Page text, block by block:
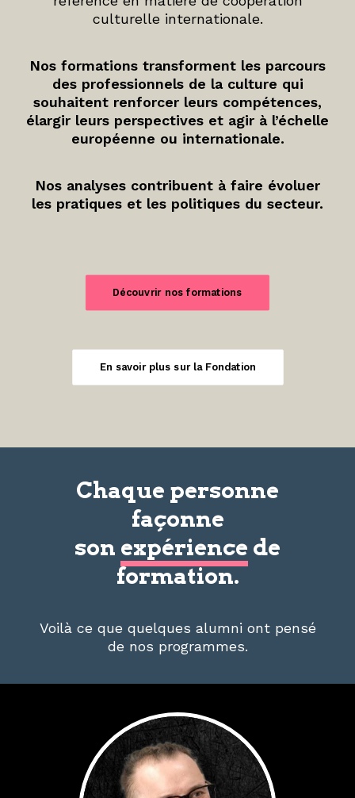
culturelle internationale.
Nos formations transforment les parcours
des professionnels de la culture qui
souhaitent renforcer leurs compétences,
élargir leurs perspectives et agir à l’échelle
européenne ou internationale.
Nos analyses contribuent à faire évoluer
les pratiques et les politiques du secteur.
Découvrir nos formations
En savoir plus sur la Fondation
Chaque personne
façonne
son expérience de
formation.
Voilà ce que quelques alumni ont pensé
de nos programmes.